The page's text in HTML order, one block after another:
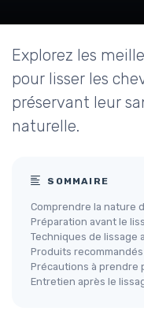
Explorez les
pour lisser les
préservant leur
naturelle.
SOMMAIRE
Comprendre la nature
Préparation avant le
Techniques de lissage
Produits
Précautions à prendre
Entretien après le